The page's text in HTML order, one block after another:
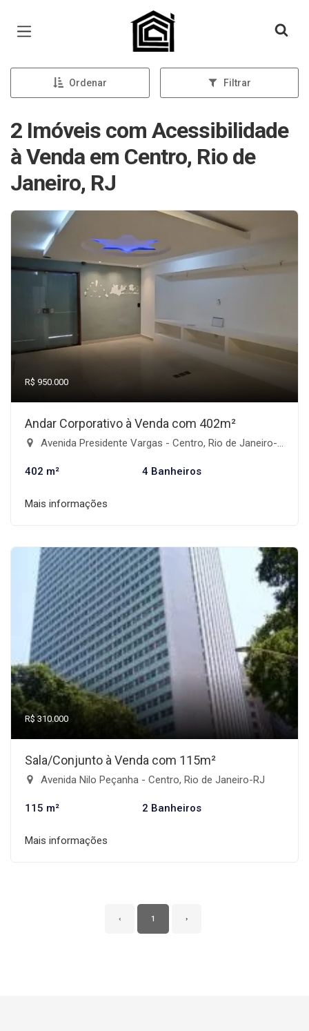
Página inicial
Ordenar Filtrar
2 Imóveis com Acessibilidade
à Venda em Centro, Rio de
Janeiro, RJ
R$ 950.000
Andar Corporativo à Venda com 402m²
Avenida Presidente Vargas - Centro, Rio de Janeiro-RJ
402 m² 4 Banheiros
Mais informações
R$ 310.000
Sala/Conjunto à Venda com 115m²
Avenida Nilo Peçanha - Centro, Rio de Janeiro-RJ
115 m² 2 Banheiros
Mais informações
‹ 1 ›